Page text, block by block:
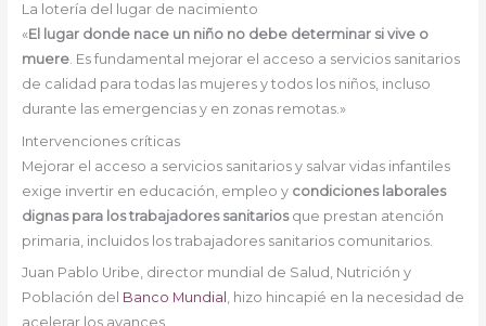
La lotería del lugar de nacimiento
«El lugar donde nace un niño no debe determinar si vive o
muere. Es fundamental mejorar el acceso a servicios sanitarios
de calidad para todas las mujeres y todos los niños, incluso
durante las emergencias y en zonas remotas.»
Intervenciones críticas
Mejorar el acceso a servicios sanitarios y salvar vidas infantiles
exige invertir en educación, empleo y condiciones laborales
dignas para los trabajadores sanitariosque prestan atención
primaria, incluidos los trabajadores sanitarios comunitarios.
Juan Pablo Uribe, director mundial de Salud, Nutrición y
Población del Banco Mundial , hizo hincapié en la necesidad de
acelerar los avances.